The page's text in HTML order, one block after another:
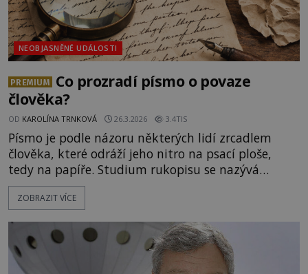
NEOBJASNĚNÉ UDÁLOSTI
PREMIUM
Co prozradí písmo o povaze
člověka?
OD KAROLÍNA TRNKOVÁ 26.3.2026 3.4TIS
Písmo je podle názoru některých lidí zrcadlem
člověka, které odráží jeho nitro na psací ploše,
tedy na papíře. Studium rukopisu se nazývá
grafologie, což je složenina řeckých slov grafein
(psát) a logos (věda, nauka). „Stejně jako
vlastnostech a dispozicích člověka, tak i jeho
rukopis je obrazem jeho mozkových funkcí a
fyzické struktury. [gallery size="
ZOBRAZIT VÍCE